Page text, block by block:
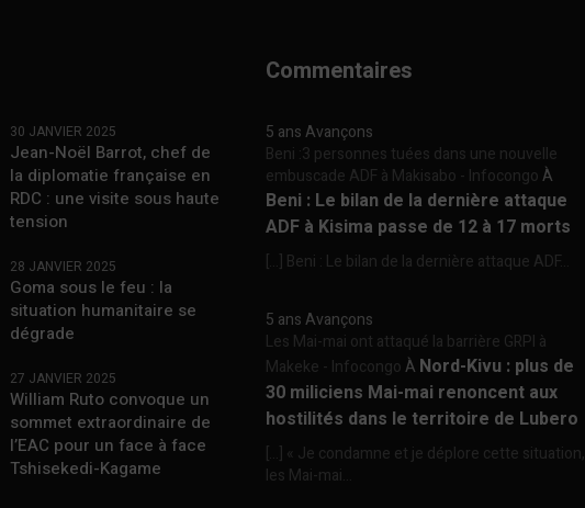
30 JANVIER 2025
Jean-Noël Barrot, chef de
la diplomatie française en
RDC : une visite sous haute
tension
28 JANVIER 2025
Goma sous le feu : la
situation humanitaire se
dégrade
27 JANVIER 2025
William Ruto convoque un
sommet extraordinaire de
l’EAC pour un face à face
Tshisekedi-Kagame
Commentaires
5 ans Avançons
Beni :3 personnes tuées dans une nouvelle
embuscade ADF à Makisabo - InfocongoÀ
Beni : Le bilan de la dernière attaque
ADF à Kisima passe de 12 à 17 morts
[…] Beni : Le bilan de la dernière attaque ADF...
5 ans Avançons
Les Mai-mai ont attaqué la barrière GRPI à
Makeke - InfocongoÀ Nord-Kivu : plus de
30 miliciens Mai-mai renoncent aux
hostilités dans le territoire de Lubero
[…] « Je condamne et je déplore cette situation,
les Mai-mai...